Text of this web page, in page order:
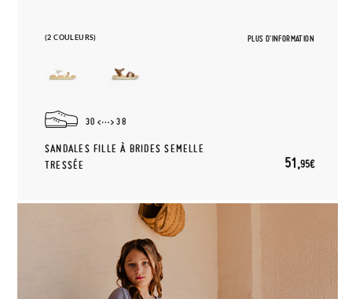
(2 COULEURS) PLUS D'INFORMATION
30 38
SANDALES FILLE À BRIDES SEMELLE
TRESSÉE
51,95€